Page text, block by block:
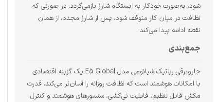
شود، به‌صورت خودکار به ایستگاه شارژ بازمی‌گردد. در صورتی که
نظافت در میان کار متوقف شود، پس از شارژ مجدد، از همان
نقطه ادامه پیدا می‌کند.
جمع‌بندی
جاروبرقی رباتیک شیائومی مدل E5 Global یک گزینه اقتصادی
با امکانات هوشمند است که نظافت روزانه را آسان‌تر می‌کند. قدرت
مکش قابل تنظیم، قابلیت تی‌کشی، سنسورهای هوشمند و کنترل